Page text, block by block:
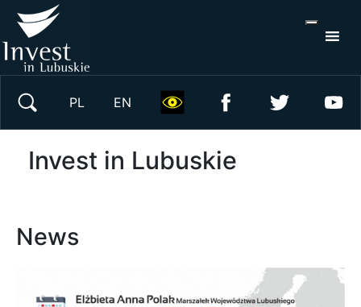
PL EN
Invest in Lubuskie
News
Search on website